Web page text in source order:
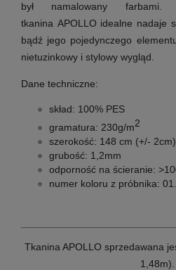
był namalowany farbami.
tkanina APOLLO idealne nadaje
bądź jego pojedynczego
nietuzinkowy i stylowy wygląd.
Dane techniczne:
skład: 100% PES
gramatura: 230g/m2
szerokość: 148 cm (+/- 2cm)
grubość: 1,2mm
odporność na ścieranie: >1
numer koloru z próbnika: 01.
Tkanina APOLLO sprzedawana
1,48m).